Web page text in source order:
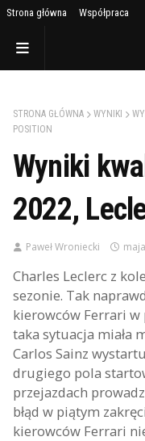
Strona główna Współpraca
STRONA GŁÓWNA WYNIKI
POSITION
Wyniki
2022,
Paweł Wroniecki
Charles Leclerc z
sezonie. Tak
kierowców Ferrari w
taka sytuacja miała
Carlos Sainz
drugiego pola
przejazdach
błąd w piątym
kierowców Ferrari